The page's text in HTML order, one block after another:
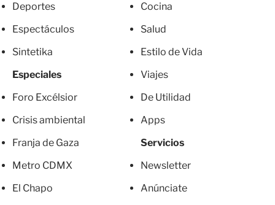
Deportes
Espectáculos
Sintetika
Especiales
Foro Excélsior
Crisis ambiental
Franja de Gaza
Metro CDMX
El Chapo
Cocina
Salud
Estilo de Vida
Viajes
De Utilidad
Apps
Servicios
Newsletter
Anúnciate